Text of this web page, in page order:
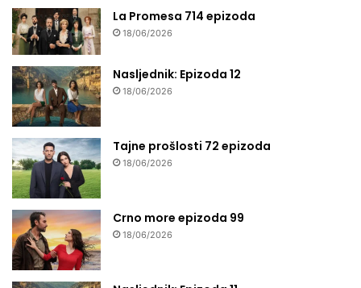
La Promesa 714 epizoda
18/06/2026
Nasljednik: Epizoda 12
18/06/2026
Tajne prošlosti 72 epizoda
18/06/2026
Crno more epizoda 99
18/06/2026